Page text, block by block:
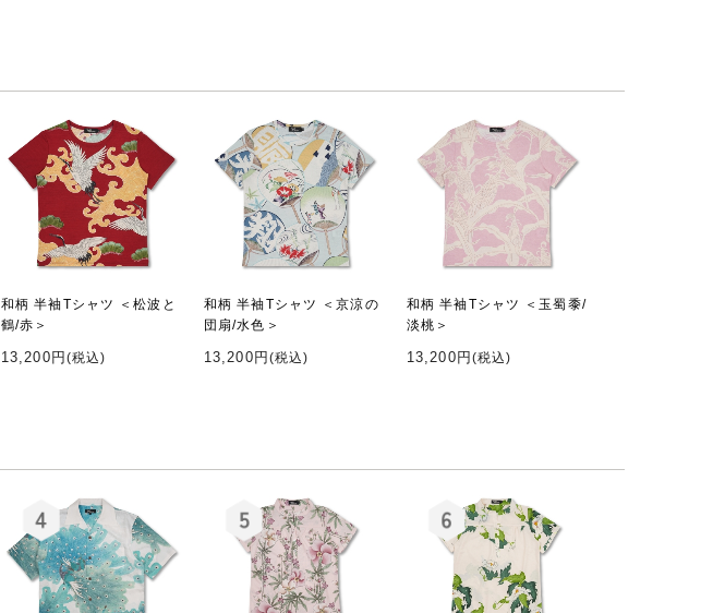
和柄 半袖Tシャツ ＜松波と
鶴/赤＞
13,200円 (税込)
和柄 半袖Tシャツ ＜京涼の
団扇/水色＞
13,200円 (税込)
和柄 半袖Tシャツ ＜玉蜀黍/
淡桃＞
13,200円 (税込)